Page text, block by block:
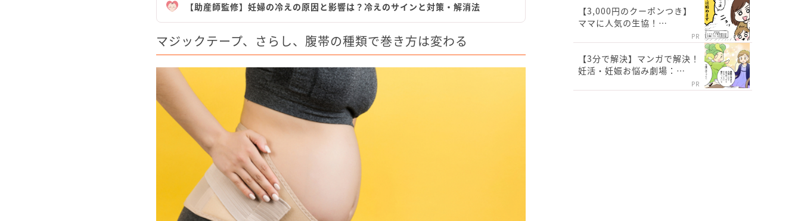
【助産師監修】妊婦の冷えの原因と影響は？冷えのサインと対策・解消法
マジックテープ、さらし、腹帯の種類で巻き方は変わる
【3,000円のクーポンつき】
ママに人気の生協！…
PR
【3分で解決】マンガで解決！
妊活・妊娠お悩み劇場：…
PR